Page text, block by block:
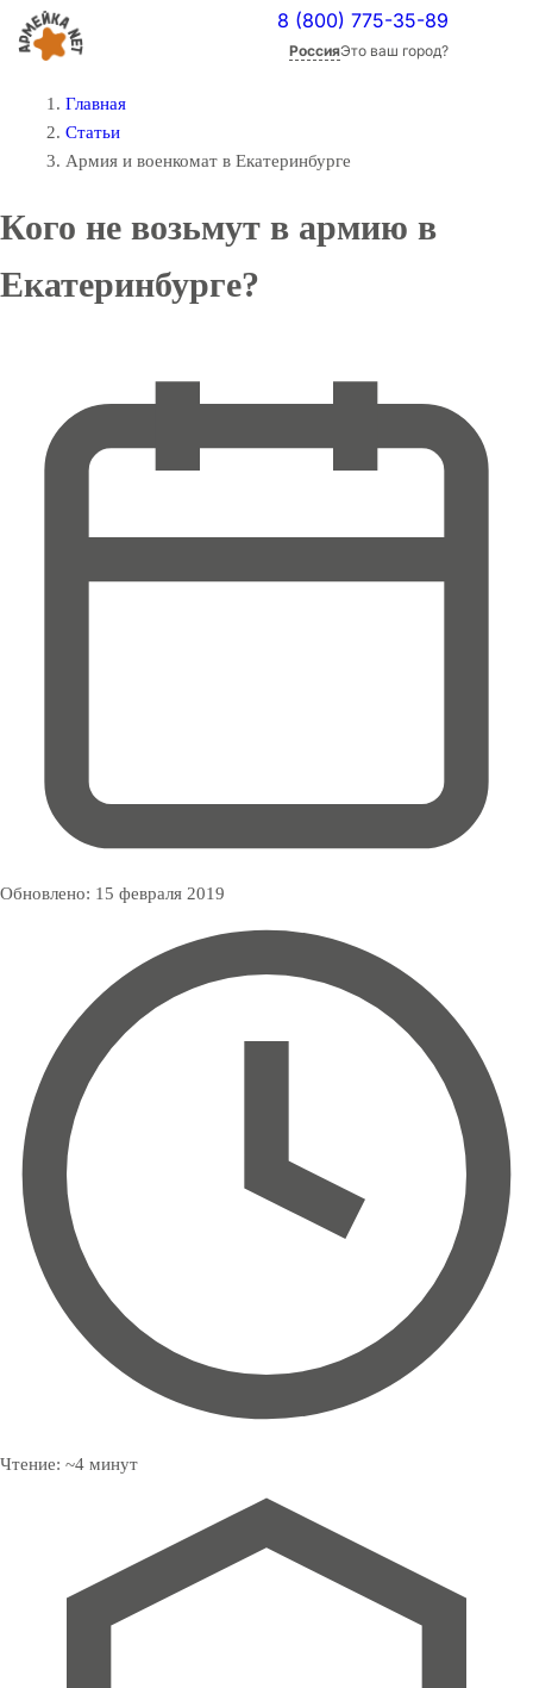
8 (800) 775-35-89
РоссияЭто ваш город?
Главная
Статьи
Армия и военкомат в Екатеринбурге
Кого не возьмут в армию в
Екатеринбурге?
Обновлено: 15 февраля 2019
Чтение: ~4 минут